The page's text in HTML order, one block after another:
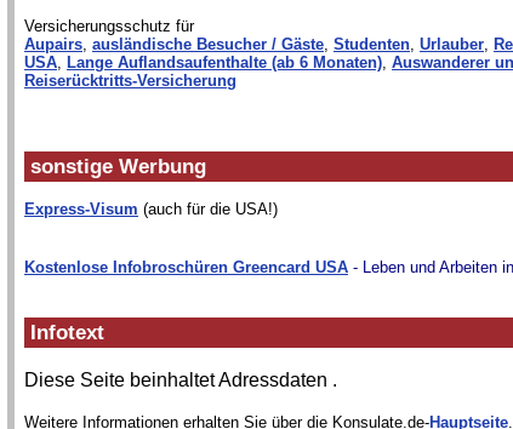
Versicherungsschutz für
Aupairs, ausländische Besucher / Gäste, Studenten, Urlauber,
USA, Lange Auflandsaufenthalte (ab 6 Monaten), Auswanderer
Reiserücktritts-Versicherung
sonstige Werbung
Express-Visum (auch für die USA!)
Kostenlose Infobroschüren Greencard USA - Leben und Arbeiten
Infotext
Diese Seite beinhaltet Adressdaten .
Weitere Informationen erhalten Sie über die Konsulate.de-Hauptseite